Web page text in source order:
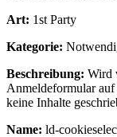
Art: 1st Party
Kategorie:
Beschreibung: Wird
Anmeldeformular auf
keine Inhalte
Name: ld-